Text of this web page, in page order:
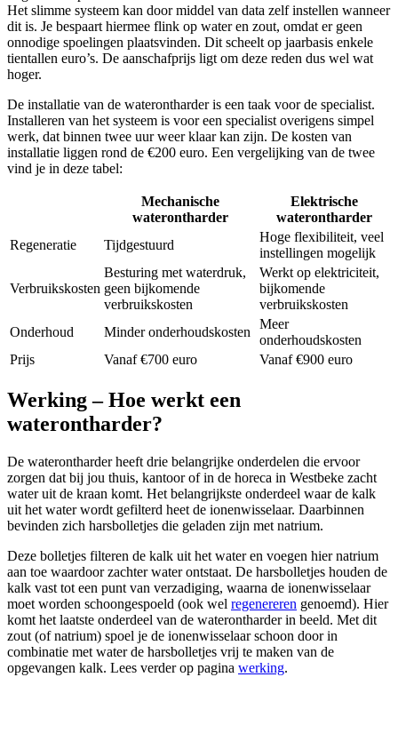
Het slimme systeem kan door middel van data zelf instellen wanneer
dit is. Je bespaart hiermee flink op water en zout, omdat er geen
onnodige spoelingen plaatsvinden. Dit scheelt op jaarbasis enkele
tientallen euro’s. De aanschafprijs ligt om deze reden dus wel wat
hoger.
De installatie van de waterontharder is een taak voor de specialist.
Installeren van het systeem is voor een specialist overigens simpel
werk, dat binnen twee uur weer klaar kan zijn. De kosten van
installatie liggen rond de €200 euro. Een vergelijking van de twee
vind je in deze tabel:
Mechanische
waterontharder
Elektrische
waterontharder
Regeneratie
Tijdgestuurd
Hoge flexibiliteit, veel
instellingen mogelijk
Verbruikskosten
Besturing met waterdruk,
geen bijkomende
verbruikskosten
Werkt op elektriciteit,
bijkomende
verbruikskosten
Onderhoud
Minder onderhoudskosten
Meer
onderhoudskosten
Prijs
Vanaf €700 euro Vanaf €900 euro
Werking – Hoe werkt een
waterontharder?
De waterontharder heeft drie belangrijke onderdelen die ervoor
zorgen dat bij jou thuis, kantoor of in de horeca in Westbeke zacht
water uit de kraan komt. Het belangrijkste onderdeel waar de kalk
uit het water wordt gefilterd heet de ionenwisselaar. Daarbinnen
bevinden zich harsbolletjes die geladen zijn met natrium.
Deze bolletjes filteren de kalk uit het water en voegen hier natrium
aan toe waardoor zachter water ontstaat. De harsbolletjes houden de
kalk vast tot een punt van verzadiging, waarna de ionenwisselaar
moet worden schoongespoeld (ook wel regenereren genoemd). Hier
komt het laatste onderdeel van de waterontharder in beeld. Met dit
zout (of natrium) spoel je de ionenwisselaar schoon door in
combinatie met water de harsbolletjes vrij te maken van de
opgevangen kalk. Lees verder op pagina werking.